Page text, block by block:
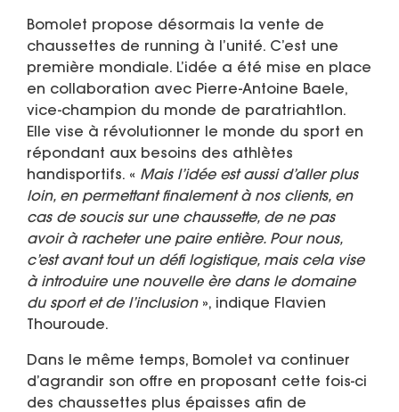
Bomolet propose désormais la vente de
chaussettes de running à l’unité. C’est une
première mondiale. L’idée a été mise en place
en collaboration avec Pierre-Antoine Baele,
vice-champion du monde de paratriahtlon.
Elle vise à révolutionner le monde du sport en
répondant aux besoins des athlètes
handisportifs. « Mais l’idée est aussi d’aller plus
loin, en permettant finalement à nos clients, en
cas de soucis sur une chaussette, de ne pas
avoir à racheter une paire entière. Pour nous,
c’est avant tout un défi logistique, mais cela vise
à introduire une nouvelle ère dans le domaine
du sport et de l’inclusion », indique Flavien
Thouroude.
Dans le même temps, Bomolet va continuer
d’agrandir son offre en proposant cette fois-ci
des chaussettes plus épaisses afin de